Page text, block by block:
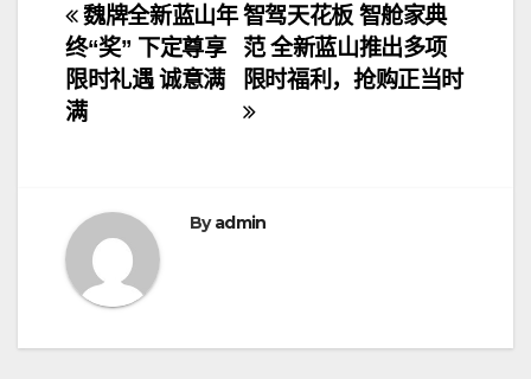
文
章
导
智驾天花板 智舱家典
范 全新蓝山推出多项
限时福利，抢购正当时
魏牌全新蓝山年
终“奖” 下定尊享
限时礼遇 诚意满
满
Byadmin